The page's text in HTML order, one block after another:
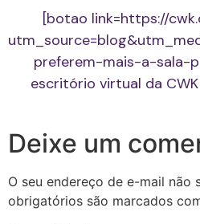
[botao link=https://
preferem-mais-a-sala-
escritório virtual da
Deixe um
O seu endereço de e-mail não
obrigatórios são marcados